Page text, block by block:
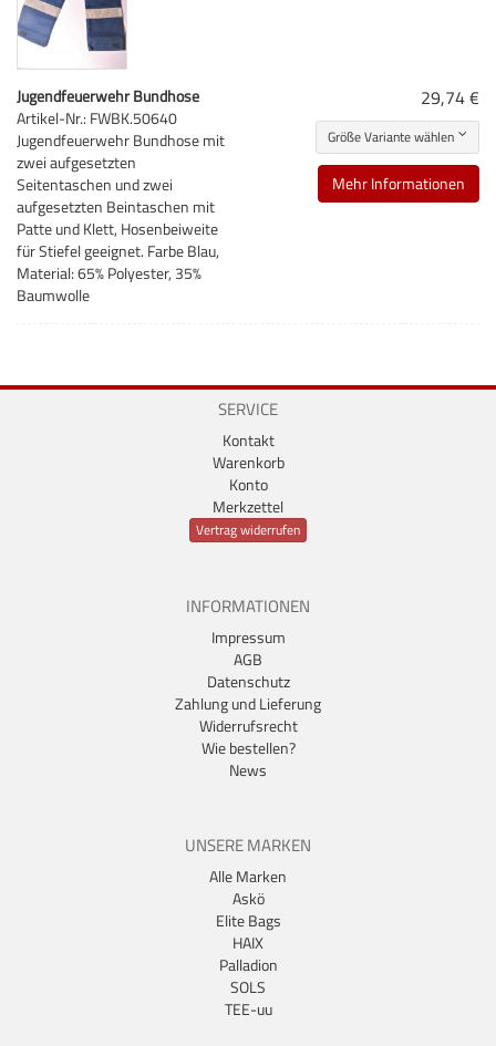
Jugendfeuerwehr Bundhose
Artikel-Nr.: FWBK.50640
Jugendfeuerwehr Bundhose mit
zwei aufgesetzten
Seitentaschen und zwei
aufgesetzten Beintaschen mit
Patte und Klett, Hosenbeiweite
für Stiefel geeignet. Farbe Blau,
Material: 65% Polyester, 35%
Baumwolle
29,74 €
Größe Variante wählen
Mehr Informationen
SERVICE
Kontakt
Warenkorb
Konto
Merkzettel
Vertrag widerrufen
INFORMATIONEN
Impressum
AGB
Datenschutz
Zahlung und Lieferung
Widerrufsrecht
Wie bestellen?
News
UNSERE MARKEN
Alle Marken
Askö
Elite Bags
HAIX
Palladion
SOLS
TEE-uu